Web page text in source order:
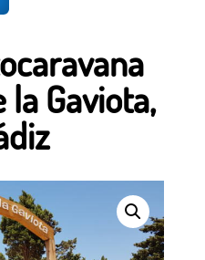
la Gaviota,